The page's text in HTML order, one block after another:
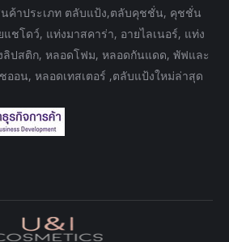
ค้าประเภท ตลับแป้ง,ตลับคุชชั่น, คุชชั่น
ชโดว์, แท่งมาสคาร่า, อายไลเนอร์, แท่ง
ลิปสติก, หลอดโฟม, หลอดกันแดด, พัฟและ
อน, หลอดเทสเตอร์ ,ตลับแป้งใหม่ล่าสุด